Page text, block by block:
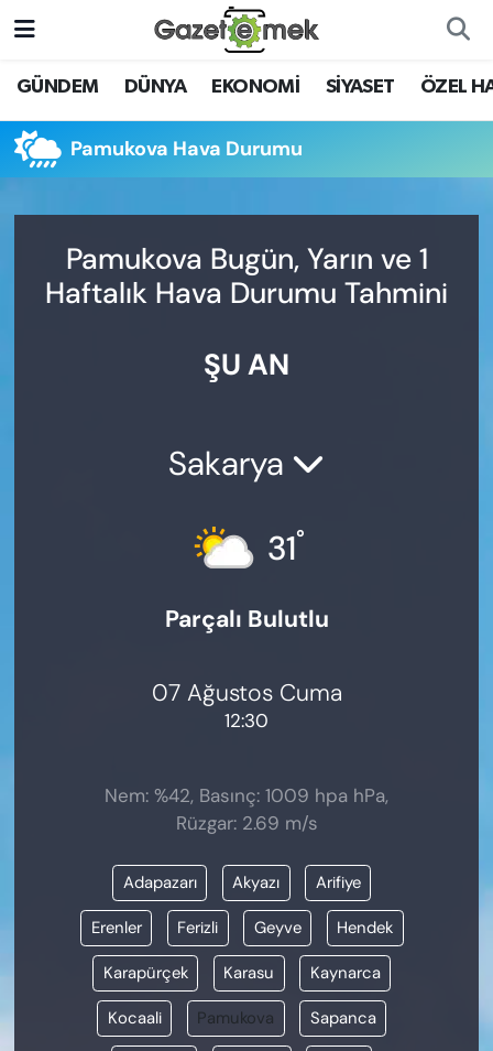
GÜNDEM DÜNYA EKONOMİ SİYASET ÖZEL
Pamukova Hava Durumu
Pamukova Bugün, Yarın ve 1
Haftalık Hava Durumu Tahmini
ŞU AN
Sakarya
31°
Parçalı Bulutlu
07 Ağustos Cuma
12:30
Nem: %42, Basınç: 1009 hpa hPa,
Rüzgar: 2.69 m/s
Adapazarı Akyazı Arifiye
Erenler Ferizli Geyve Hendek
Karapürçek Karasu Kaynarca
Kocaali Pamukova Sapanca
DÜNYA
EKONOMİ
YENİ MEDYADA EMEK
GAZETECİLİĞİNİ GELİŞTİRMEK
ÖZEL HABER
SİYASET
VAN VE DİYARBAKIR HABERLERİ
Nöbetçi Eczaneler
Hava Durumu
Trafik Durumu
Süper Lig Puan Durumu ve Fikstür
Haber Arşivi